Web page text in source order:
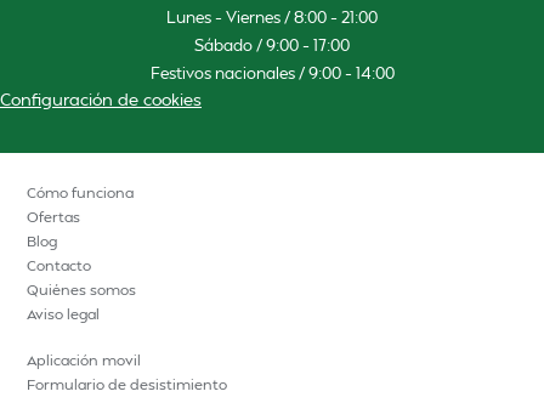
Lunes – Viernes / 8:00 – 21:00
Sábado / 9:00 – 17:00
Festivos nacionales / 9:00 – 14:00
Configuración de cookies
Cómo funciona
Ofertas
Blog
Contacto
Quiénes somos
Aviso legal
Aplicación movil
Formulario de desistimiento